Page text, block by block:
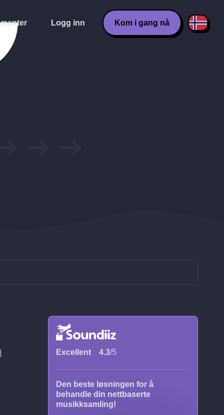
Logg inn Kom i gang nå
Excellent 4.3/5
Den beste løsningen for å
behandle din nettbaserte
musikksamling!